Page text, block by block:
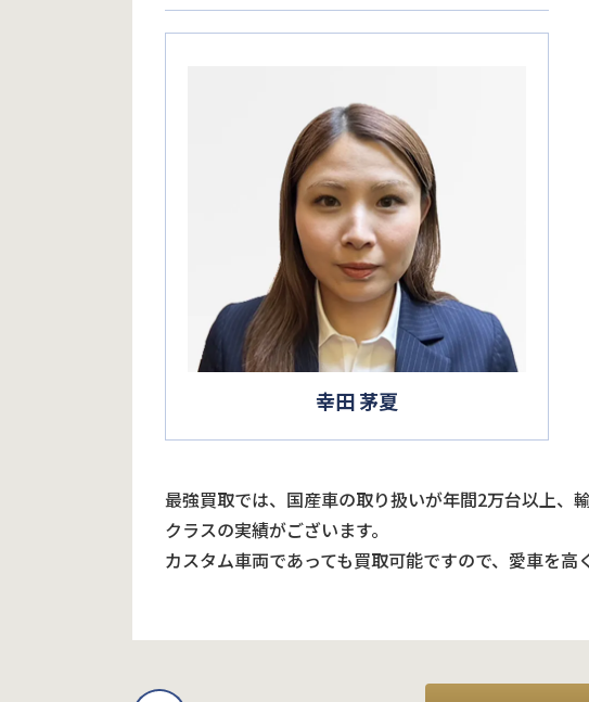
幸田 茅夏
最強買取では、国産車の取り扱いが年間2万台以上、
クラスの実績がございます。
カスタム車両であっても買取可能ですので、愛車を高